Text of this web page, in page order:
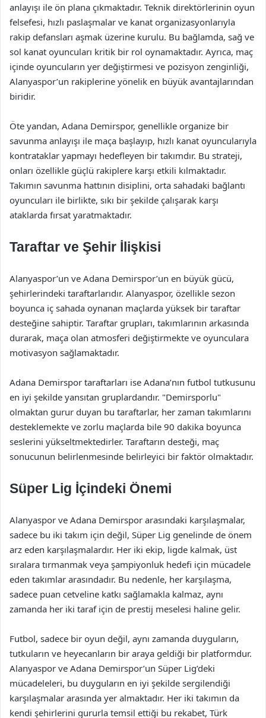
anlayışı ile ön plana çıkmaktadır. Teknik direktörlerinin oyun
felsefesi, hızlı paslaşmalar ve kanat organizasyonlarıyla
rakip defansları aşmak üzerine kurulu. Bu bağlamda, sağ ve
sol kanat oyuncuları kritik bir rol oynamaktadır. Ayrıca, maç
içinde oyuncuların yer değiştirmesi ve pozisyon zenginliği,
Alanyaspor’un rakiplerine yönelik en büyük avantajlarından
biridir.
Öte yandan, Adana Demirspor, genellikle organize bir
savunma anlayışı ile maça başlayıp, hızlı kanat oyuncularıyla
kontrataklar yapmayı hedefleyen bir takımdır. Bu strateji,
onları özellikle güçlü rakiplere karşı etkili kılmaktadır.
Takımın savunma hattının disiplini, orta sahadaki bağlantı
oyuncuları ile birlikte, sıkı bir şekilde çalışarak karşı
ataklarda fırsat yaratmaktadır.
Taraftar ve Şehir İlişkisi
Alanyaspor’un ve Adana Demirspor’un en büyük gücü,
şehirlerindeki taraftarlarıdır. Alanyaspor, özellikle sezon
boyunca iç sahada oynanan maçlarda yüksek bir taraftar
desteğine sahiptir. Taraftar grupları, takımlarının arkasında
durarak, maça olan atmosferi değiştirmekte ve oyunculara
motivasyon sağlamaktadır.
Adana Demirspor taraftarları ise Adana’nın futbol tutkusunu
en iyi şekilde yansıtan gruplardandır. "Demirsporlu"
olmaktan gurur duyan bu taraftarlar, her zaman takımlarını
desteklemekte ve zorlu maçlarda bile 90 dakika boyunca
seslerini yükseltmektedirler. Taraftarın desteği, maç
sonucunun belirlenmesinde belirleyici bir faktör olmaktadır.
Süper Lig İçindeki Önemi
Alanyaspor ve Adana Demirspor arasındaki karşılaşmalar,
sadece bu iki takım için değil, Süper Lig genelinde de önem
arz eden karşılaşmalardır. Her iki ekip, ligde kalmak, üst
sıralara tırmanmak veya şampiyonluk hedefi için mücadele
eden takımlar arasındadır. Bu nedenle, her karşılaşma,
sadece puan cetveline katkı sağlamakla kalmaz, aynı
zamanda her iki taraf için de prestij meselesi haline gelir.
Futbol, sadece bir oyun değil, aynı zamanda duyguların,
tutkuların ve heyecanların bir araya geldiği bir platformdur.
Alanyaspor ve Adana Demirspor’un Süper Lig’deki
mücadeleleri, bu duyguların en iyi şekilde sergilendiği
karşılaşmalar arasında yer almaktadır. Her iki takımın da
kendi şehirlerini gururla temsil ettiği bu rekabet, Türk